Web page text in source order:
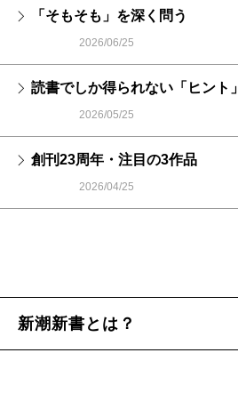
「そもそも」を深く問う
2026/06/25
読書でしか得られない「ヒント」
2026/05/25
創刊23周年・注目の3作品
2026/04/25
新潮新書とは？